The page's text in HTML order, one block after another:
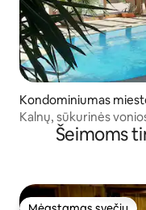
Kondominiumas
Kalnų, sūkurinės
Šeimoms